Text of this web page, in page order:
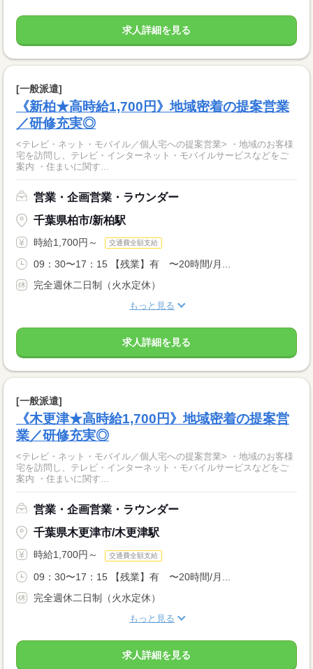
求人詳細を見る
[一般派遣]
《新柏★高時給1,700円》地域密着の提案営業
／研修充実◎
<テレビ・ネット・モバイル／個人宅への提案営業> ・地域のお客様
宅を訪問し、テレビ・インターネット・モバイルサービスなどをご
案内 ・住まいに関す...
営業・企画営業・ラウンダー
千葉県柏市/新柏駅
時給1,700円～ 交通費全額支給
09：30〜17：15 【残業】有 〜20時間/月...
完全週休二日制（火水定休）
もっと見る
求人詳細を見る
[一般派遣]
《木更津★高時給1,700円》地域密着の提案営
業／研修充実◎
<テレビ・ネット・モバイル／個人宅への提案営業> ・地域のお客様
宅を訪問し、テレビ・インターネット・モバイルサービスなどをご
案内 ・住まいに関す...
営業・企画営業・ラウンダー
千葉県木更津市/木更津駅
時給1,700円～ 交通費全額支給
09：30〜17：15 【残業】有 〜20時間/月...
完全週休二日制（火水定休）
もっと見る
求人詳細を見る